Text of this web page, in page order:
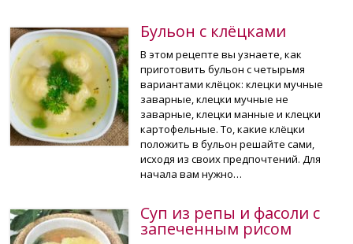
Бульон с клёцками
В этом рецепте вы узнаете, как
приготовить бульон с четырьмя
вариантами клёцок: клецки мучные
заварные, клецки мучные не
заварные, клецки манные и клецки
картофельные. То, какие клёцки
положить в бульон решайте сами,
исходя из своих предпочтений. Для
начала вам нужно…
Суп из репы и фасоли с
запеченным рисом